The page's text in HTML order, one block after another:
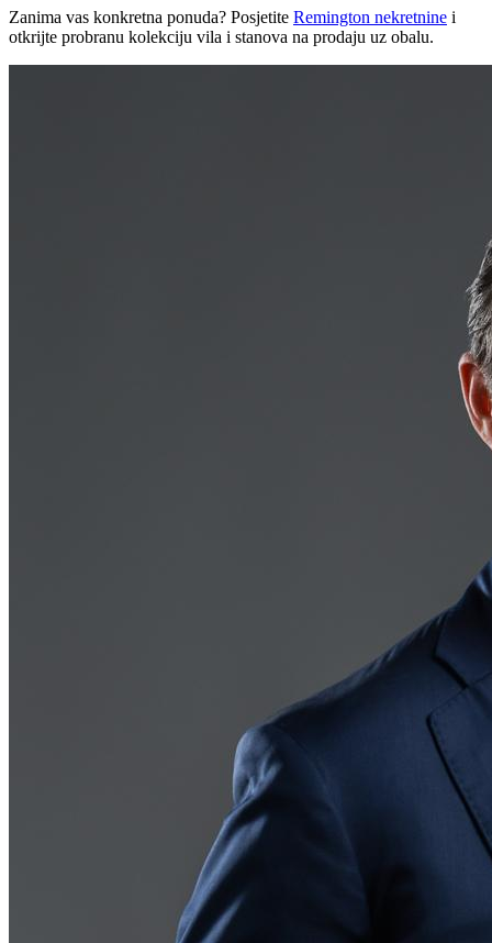
Zanima vas konkretna ponuda? Posjetite Remington nekretnine i
otkrijte probranu kolekciju vila i stanova na prodaju uz obalu.